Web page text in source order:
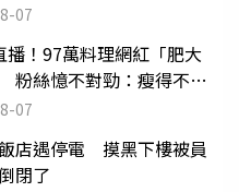
07
播！97萬料理網紅「肥大
絲憶不對勁：瘦得不合
07
店遇停電 摸黑下樓被員
閉了